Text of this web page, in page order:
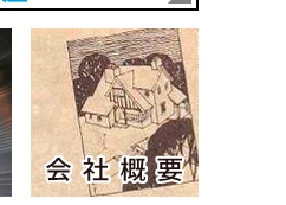
あめりか屋WEBサイト